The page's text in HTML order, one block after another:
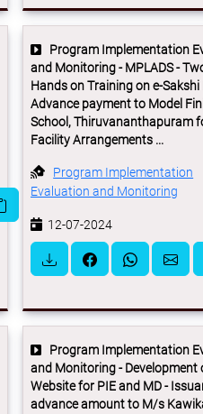
Program Implementation
and Monitoring - MPLADS -
Hands on Training on e-Sakshi
Advance payment to Model
School, Thiruvananthapuram
Facility Arrangements ...
Program Implementation
Evaluation and Monitoring
12-07-2024
Program Implementation
and Monitoring - Development
Website for PIE and MD -
advance amount to M/s